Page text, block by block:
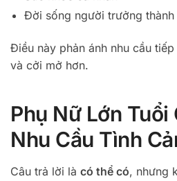
Đời sống người trưởng thành
Điều này phản ánh nhu cầu
và cởi mở hơn.
Phụ Nữ Lớn
Nhu Cầu Tình
Câu trả lời là có thể có, nhưng